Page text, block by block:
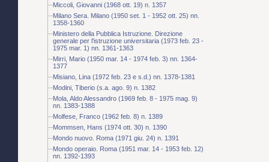
Miccoli, Giovanni (1968 ott. 19) n. 1357
Milano Sera. Milano (1950 set. 1 - 1952 ott. 25) nn.
1358-1360
Ministero della Pubblica Istruzione. Direzione
generale per l'istruzione universitaria (1973 feb. 23 -
1975 mar. 1) nn. 1361-1363
Mirri, Mario (1950 mar. 14 - 1974 feb. 3) nn. 1364-
1377
Misiano, Lina (1972 feb. 23 e s.d.) nn. 1378-1381
Modini, Tiberio (s.a. ago. 9) n. 1382
Mola, Aldo Alessandro (1969 feb. 8 - 1975 mag. 9)
nn. 1383-1388
Molfese, Franco (1962 feb. 8) n. 1389
Mommsen, Hans (1974 ott. 30) n. 1390
Mondo nuovo. Roma (1971 giu. 24) n. 1391
Mondo operaio. Roma (1951 mar. 14 - 1953 feb. 12)
nn. 1392-1393